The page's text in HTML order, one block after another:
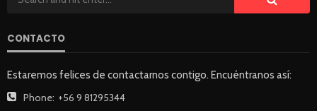
CONTACTO
Estaremos felices de contactarnos contigo. Encuéntranos así:
Phone: +56 9 81295344